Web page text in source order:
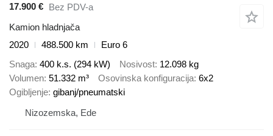
17.900 € Bez PDV-a
Kamion hladnjača
2020
488.500 km
Euro 6
Snaga 400 k.s. (294 kW) Nosivost 12.098 kg
Volumen 51.332 m³ Osovinska konfiguracija 6x2
Ogibljenje gibanj/pneumatski
Nizozemska, Ede